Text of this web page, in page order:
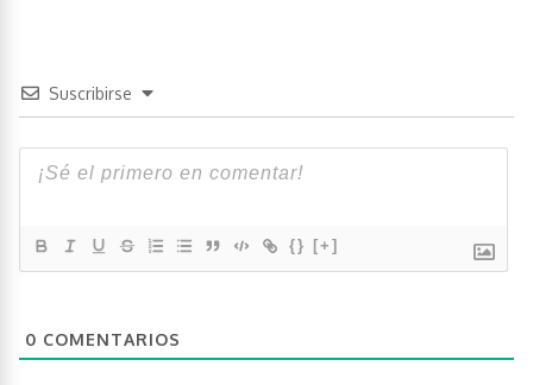
Suscribirse
{} [+]
0 COMENTARIOS